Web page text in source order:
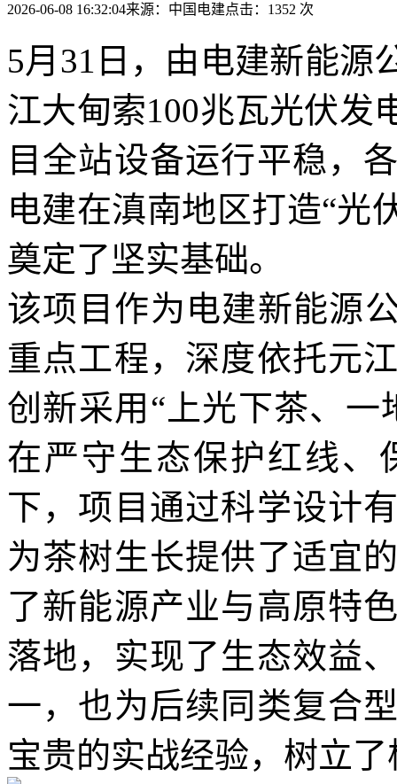
2026-06-08 16:32:04来源：中国电建点击：1352 次
5月31日，由电建新能源
江大甸索100兆瓦光伏发
目全站设备运行平稳，
电建在滇南地区打造“光
奠定了坚实基础。
该项目作为电建新能源
重点工程，深度依托元
创新采用“上光下茶、
在严守生态保护红线、
下，项目通过科学设计
为茶树生长提供了适宜
了新能源产业与高原特
落地，实现了生态效益
一，也为后续同类复合
宝贵的实战经验，树立